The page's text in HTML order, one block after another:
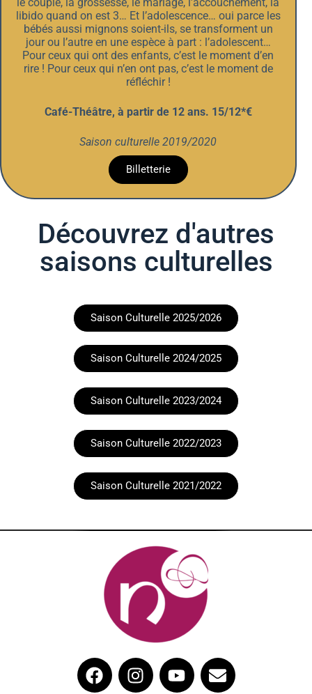
le couple, la grossesse, le mariage, l’accouchement, la
libido quand on est 3… Et l’adolescence… oui parce les
bébés aussi mignons soient-ils, se transforment un
jour ou l’autre en une espèce à part : l’adolescent…
Pour ceux qui ont des enfants, c’est le moment d’en
rire ! Pour ceux qui n’en ont pas, c’est le moment de
réfléchir !
Café-Théâtre, à partir de 12 ans. 15/12*€
Saison culturelle 2019/2020
Billetterie
Découvrez d'autres
saisons culturelles
Saison Culturelle 2025/2026
Saison Culturelle 2024/2025
Saison Culturelle 2023/2024
Saison Culturelle 2022/2023
Saison Culturelle 2021/2022